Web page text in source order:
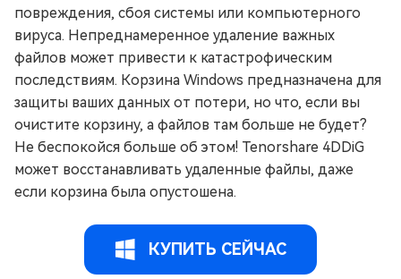
повреждения, сбоя системы или компьютерного
вируса. Непреднамеренное удаление важных
файлов может привести к катастрофическим
последствиям. Корзина Windows предназначена для
защиты ваших данных от потери, но что, если вы
очистите корзину, а файлов там больше не будет?
Не беспокойся больше об этом! Tenorshare 4DDiG
может восстанавливать удаленные файлы, даже
если корзина была опустошена.
КУПИТЬ СЕЙЧАС